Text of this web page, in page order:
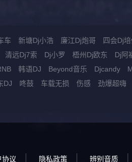
车 新塘Dj小浩 廉江Dj炮哥 四会Dj
清远Dj7索 Dj小罗 梧州Dj欧东 Dj阿
韩语DJ Beyond音乐 Djcandy
DJ 咚鼓 车载无损 伤感 劲爆超嗨
协议 隐私政策 辨别音质